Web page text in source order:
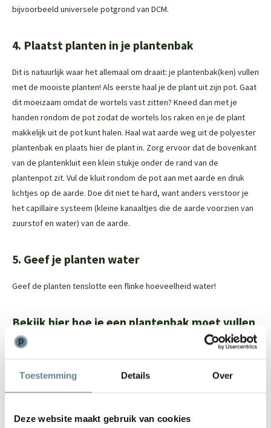
Toestemming Details Over
Deze website maakt gebruik van cookies
bijvoorbeeld universele potgrond van DCM.
4. Plaatst planten in je plantenbak
Dit is natuurlijk waar het allemaal om draait: je plantenbak(ken) vullen
met de mooiste planten! Als eerste haal je de plant uit zijn pot. Gaat
dit moeizaam omdat de wortels vast zitten? Kneed dan met je
handen rondom de pot zodat de wortels los raken en je de plant
makkelijk uit de pot kunt halen. Haal wat aarde weg uit de polyester
plantenbak en plaats hier de plant in. Zorg ervoor dat de bovenkant
van de plantenkluit een klein stukje onder de rand van de
plantenpot zit. Vul de kluit rondom de pot aan met aarde en druk
lichtjes op de aarde. Doe dit niet te hard, want anders verstoor je
het capillaire systeem (kleine kanaaltjes die de aarde voorzien van
zuurstof en water) van de aarde.
5. Geef je planten water
Geef de planten tenslotte een flinke hoeveelheid water!
Bekijk hier hoe je een plantenbak moet vullen
Liever alles nog een keer op YouTube bekijken? Klik dan hieronder